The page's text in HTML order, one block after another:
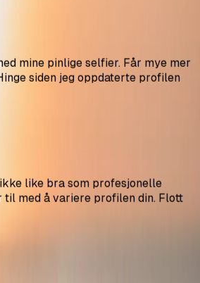
30min
→
sier
bilder. Mye billigere enn å ansette
følge opplastingsretningslinjene for